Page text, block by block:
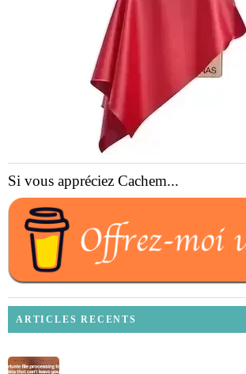
Si vous appréciez Cachem...
ARTICLES RECENTS